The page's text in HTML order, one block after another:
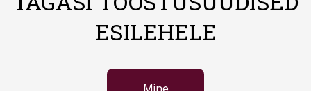
ESILEHELE
Mine